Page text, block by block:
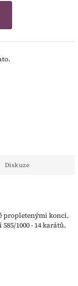
Diskuze
propletenými konci.
1000 - 14 karátů.